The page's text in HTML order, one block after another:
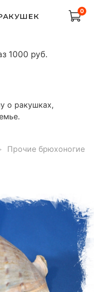
0
1000 руб.
о ракушках,
Прочие брюхоногие